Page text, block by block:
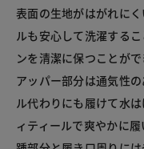
表面の生地がはがれに
ルも安心して洗濯する
ンを清潔に保つことがで
アッパー部分は通気性
ル代わりにも履けて水
ィティールで爽やかに